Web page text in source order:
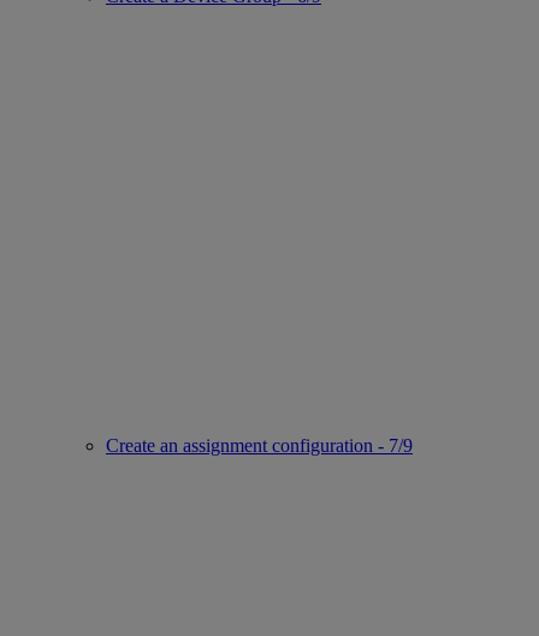
Create an assignment configuration - 7/9